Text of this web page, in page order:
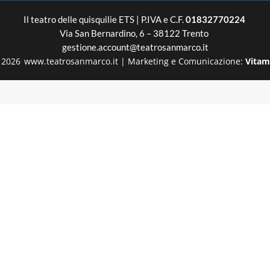
Il teatro delle quisquilieETS | P.IVA e C.F.01832770224
Via San Bernardino, 6 – 38122 Trento
gestione.account@teatrosanmarco.it
2026 www.teatrosanmarco.it | Marketing e Comunicazione: